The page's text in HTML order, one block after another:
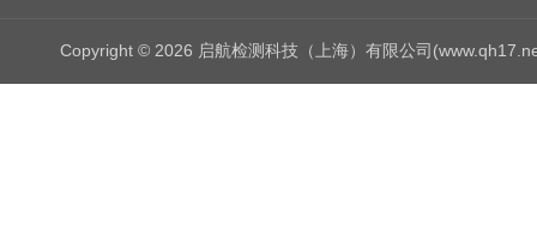
Copyright © 2026 启航检测科技（上海）有限公司